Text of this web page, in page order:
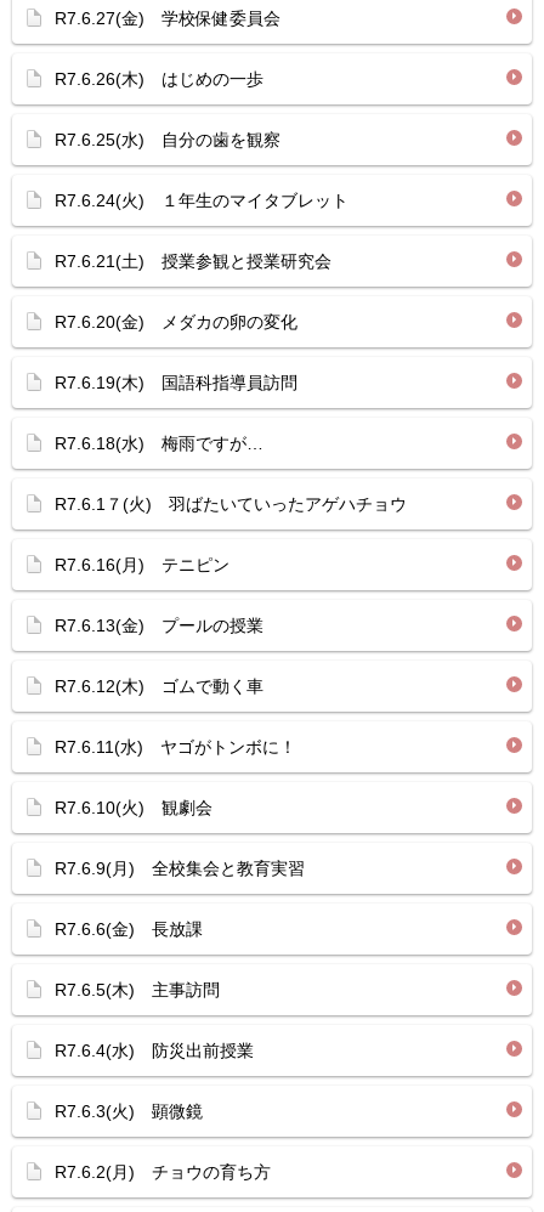
R7.6.27(金) 学校保健委員会
R7.6.26(木) はじめの一歩
R7.6.25(水) 自分の歯を観察
R7.6.24(火) １年生のマイタブレット
R7.6.21(土) 授業参観と授業研究会
R7.6.20(金) メダカの卵の変化
R7.6.19(木) 国語科指導員訪問
R7.6.18(水) 梅雨ですが…
R7.6.1７(火) 羽ばたいていったアゲハチョウ
R7.6.16(月) テニピン
R7.6.13(金) プールの授業
R7.6.12(木) ゴムで動く車
R7.6.11(水) ヤゴがトンボに！
R7.6.10(火) 観劇会
R7.6.9(月) 全校集会と教育実習
R7.6.6(金) 長放課
R7.6.5(木) 主事訪問
R7.6.4(水) 防災出前授業
R7.6.3(火) 顕微鏡
R7.6.2(月) チョウの育ち方